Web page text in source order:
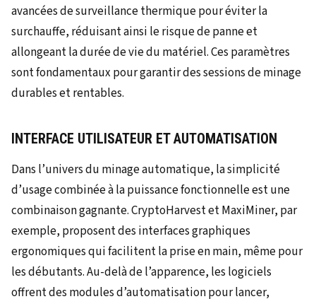
avancées de surveillance thermique pour éviter la
surchauffe, réduisant ainsi le risque de panne et
allongeant la durée de vie du matériel. Ces paramètres
sont fondamentaux pour garantir des sessions de minage
durables et rentables.
INTERFACE UTILISATEUR ET AUTOMATISATION
Dans l’univers du minage automatique, la simplicité
d’usage combinée à la puissance fonctionnelle est une
combinaison gagnante. CryptoHarvest et MaxiMiner, par
exemple, proposent des interfaces graphiques
ergonomiques qui facilitent la prise en main, même pour
les débutants. Au-delà de l’apparence, les logiciels
offrent des modules d’automatisation pour lancer,